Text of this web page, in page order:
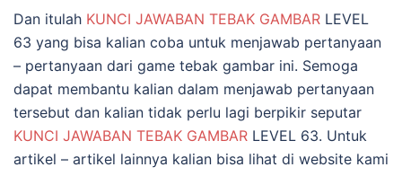
Dan itulah KUNCI JAWABAN TEBAK GAMBAR LEVEL
63 yang bisa kalian coba untuk menjawab pertanyaan
– pertanyaan dari game tebak gambar ini. Semoga
dapat membantu kalian dalam menjawab pertanyaan
tersebut dan kalian tidak perlu lagi berpikir seputar
KUNCI JAWABAN TEBAK GAMBAR LEVEL 63. Untuk
artikel – artikel lainnya kalian bisa lihat di website kami